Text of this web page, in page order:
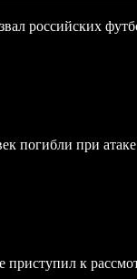
российских
погибли при
приступил к